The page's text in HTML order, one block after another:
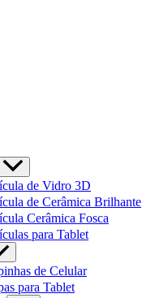
de Vidro 3D
de Cerâmica Brilhante
Cerâmica Fosca
para Tablet
de Celular
para Tablet